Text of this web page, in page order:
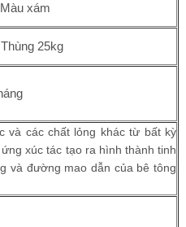
xám
25kg
và các chất lỏng khác từ bất kỳ
xúc tác tạo ra hình thành tinh
và đường mao dẫn của bê tông